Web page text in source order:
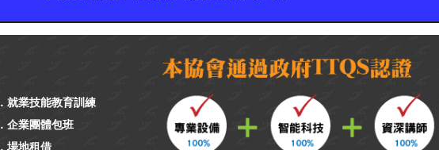
．就業技能教育訓練
．企業團體包班
．場地租借